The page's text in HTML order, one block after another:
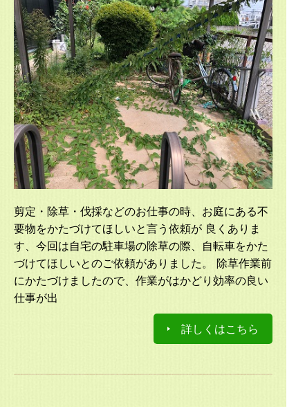
剪定・除草・伐採などのお仕事の時、お庭にある不
要物をかたづけてほしいと言う依頼が 良くありま
す、今回は自宅の駐車場の除草の際、自転車をかた
づけてほしいとのご依頼がありました。 除草作業前
にかたづけましたので、作業がはかどり効率の良い
仕事が出
詳しくはこちら